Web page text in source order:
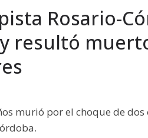
Rosario-
resultó
murió por el choque de